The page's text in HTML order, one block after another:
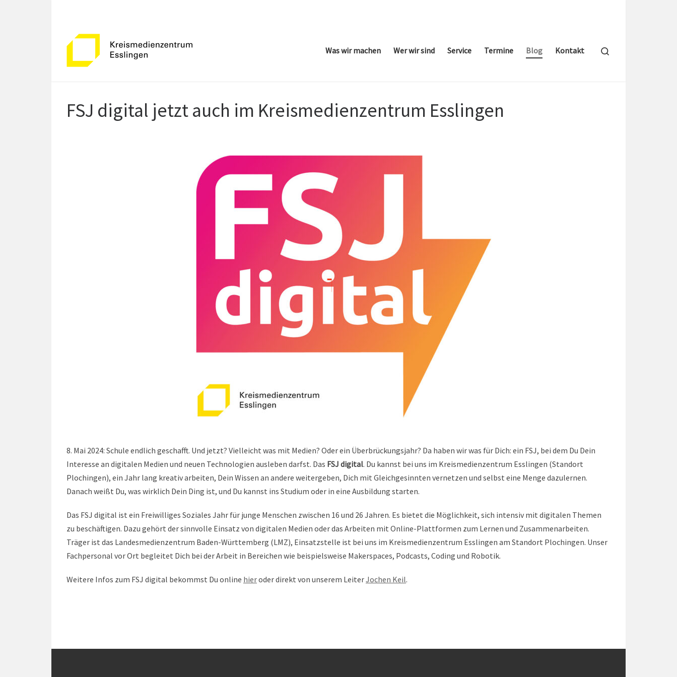
Was wir machen Wer wir sind Service Termine Blog Kontakt
FSJ digital jetzt auch im Kreismedienzentrum Esslingen
8. Mai 2024: Schule endlich geschafft. Und jetzt? Vielleicht was mit Medien? Oder ein Überbrückungsjahr? Da haben wir was für Dich: ein FSJ, bei dem Du Dein
Interesse an digitalen Medien und neuen Technologien ausleben darfst. Das FSJ digital. Du kannst bei uns im Kreismedienzentrum Esslingen (Standort
Plochingen), ein Jahr lang kreativ arbeiten, Dein Wissen an andere weitergeben, Dich mit Gleichgesinnten vernetzen und selbst eine Menge dazulernen.
Danach weißt Du, was wirklich Dein Ding ist, und Du kannst ins Studium oder in eine Ausbildung starten.
Das FSJ digital ist ein Freiwilliges Soziales Jahr für junge Menschen zwischen 16 und 26 Jahren. Es bietet die Möglichkeit, sich intensiv mit digitalen Themen
zu beschäftigen. Dazu gehört der sinnvolle Einsatz von digitalen Medien oder das Arbeiten mit Online-Plattformen zum Lernen und Zusammenarbeiten.
Träger ist das Landesmedienzentrum Baden-Württemberg (LMZ), Einsatzstelle ist bei uns im Kreismedienzentrum Esslingen am Standort Plochingen. Unser
Fachpersonal vor Ort begleitet Dich bei der Arbeit in Bereichen wie beispielsweise Makerspaces, Podcasts, Coding und Robotik.
Weitere Infos zum FSJ digital bekommst Du online hieroder direkt von unserem LeiterJochen Keil.